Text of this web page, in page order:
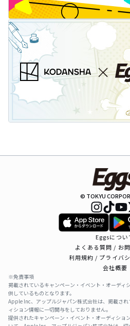
© TOKYU
Eggsについ
よくある質問 / お
利用規約 / プライバ
会社概要
※免責事項
掲載されているキャンペーン・イベント・オーディ
供しているものとなります。
Apple Inc、アップルジャパン株式会社は、掲載さ
ィション情報に一切関与をしておりません。
提供されたキャンペーン・イベント・オーディショ